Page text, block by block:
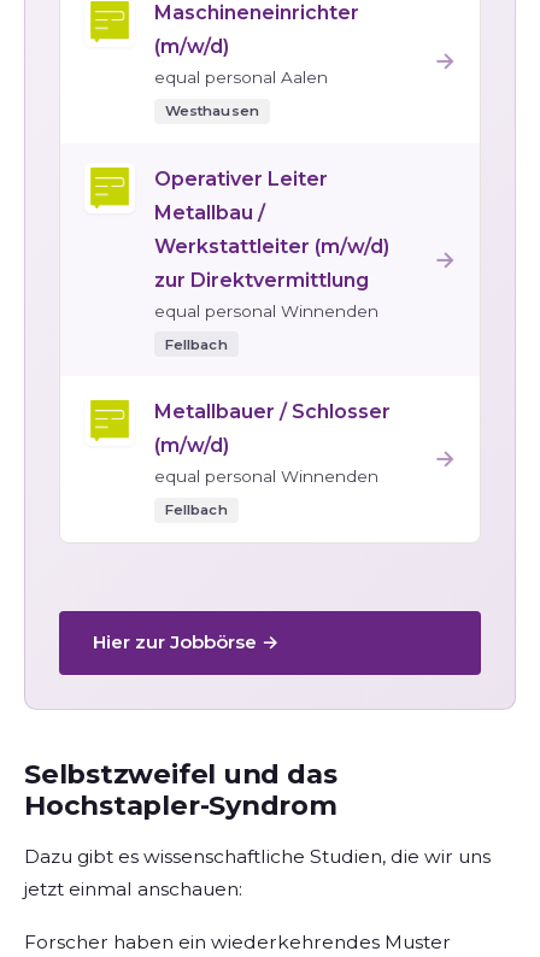
Maschineneinrichter
(m/w/d)
equal personal Aalen
Westhausen
→
Operativer Leiter
Metallbau /
Werkstattleiter (m/w/d)
zur Direktvermittlung
equal personal Winnenden
Fellbach
→
Metallbauer / Schlosser
(m/w/d)
equal personal Winnenden
Fellbach
→
Hier zur Jobbörse →
Selbstzweifel und das
Hochstapler-Syndrom
Dazu gibt es wissenschaftliche Studien, die wir uns
jetzt einmal anschauen:
Forscher haben ein wiederkehrendes Muster